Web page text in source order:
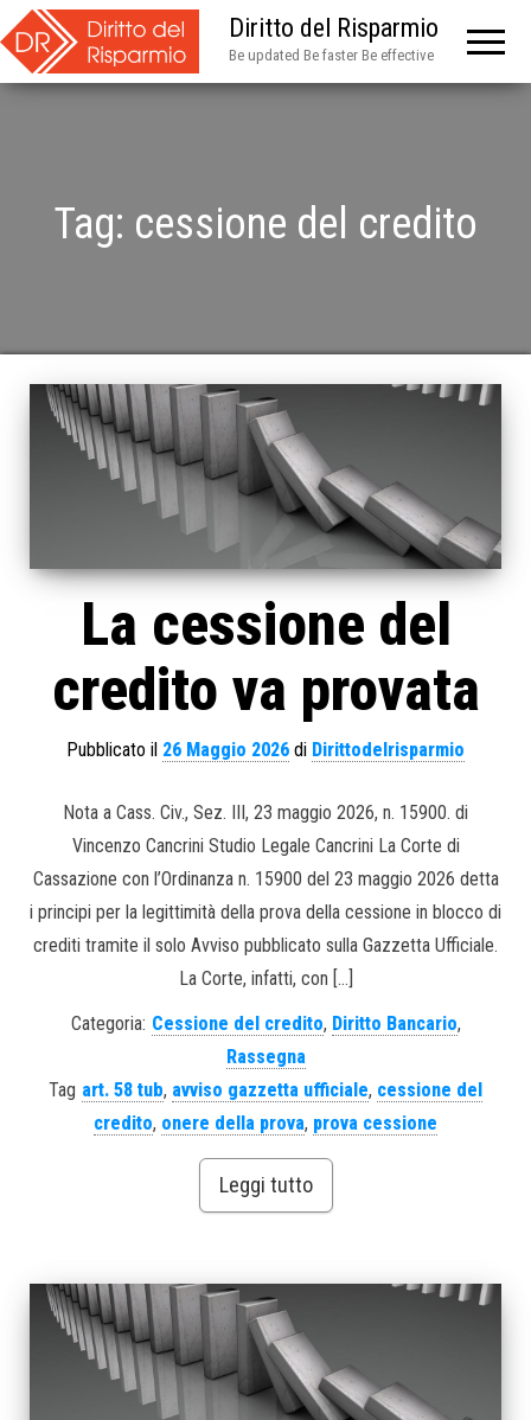
Diritto del Risparmio
Be updated Be faster Be effective
Tag: cessione del credito
La cessione del
credito va provata
Pubblicato il 26 Maggio 2026 di Dirittodelrisparmio
Nota a Cass. Civ., Sez. III, 23 maggio 2026, n. 15900. di
Vincenzo Cancrini Studio Legale Cancrini La Corte di
Cassazione con l’Ordinanza n. 15900 del 23 maggio 2026 detta
i principi per la legittimità della prova della cessione in blocco di
crediti tramite il solo Avviso pubblicato sulla Gazzetta Ufficiale.
La Corte, infatti, con […]
Categoria: Cessione del credito, Diritto Bancario,
Rassegna
Tag art. 58 tub, avviso gazzetta ufficiale, cessione del
credito, onere della prova, prova cessione
Leggi tutto